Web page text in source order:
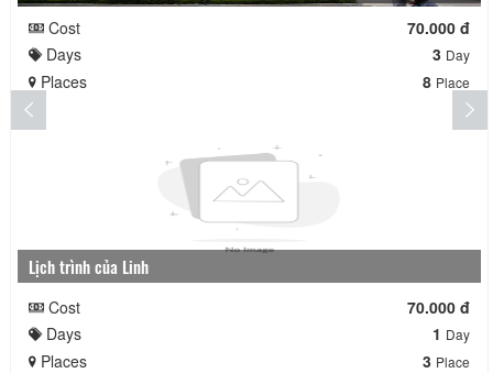
Cost
70.000 đ
Days
3 Day
Places 8 Place
Lịch trình của Linh
Cost
70.000 đ
Days
1 Day
Places 3 Place